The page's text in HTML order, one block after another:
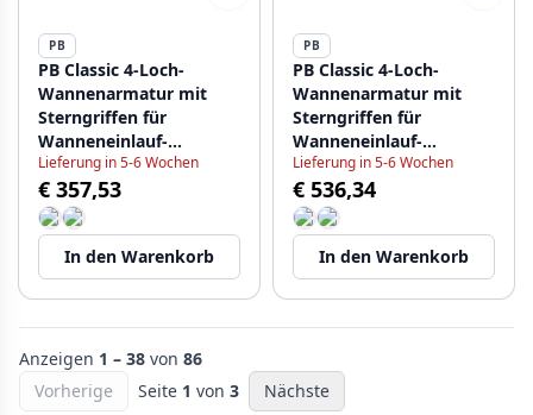
PB
PB Classic 4-Loch-
Wannenarmatur mit
Sterngriffen für
Wanneneinlauf-
Kombination Chrom
1208855832
Lieferung in 5-6 Wochen
€ 357,53
In den Warenkorb
PB
PB Classic 4-Loch-
Wannenarmatur mit
Sterngriffen für
Wanneneinlauf-
Kombination Bronze
1208855842
Lieferung in 5-6 Wochen
€ 536,34
In den Warenkorb
Anzeigen 1 – 38 von 86
Vorherige
Seite 1 von 3 Nächste